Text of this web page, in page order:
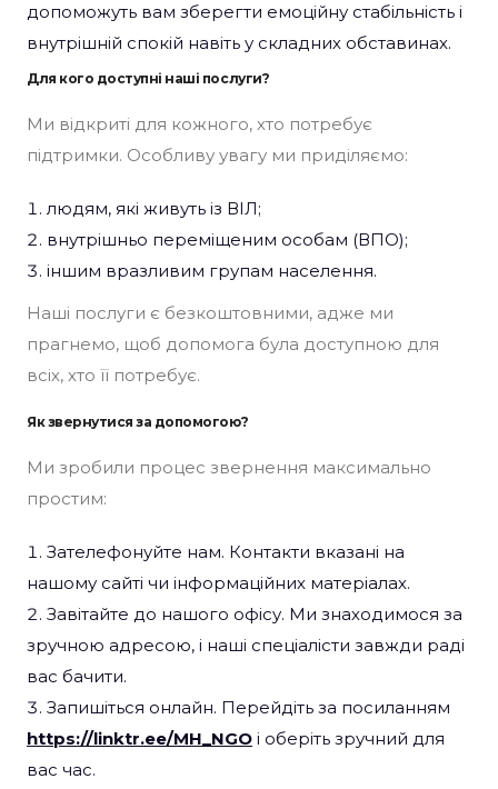
допоможуть вам зберегти емоційну стабільність і
внутрішній спокій навіть у складних обставинах.
Для кого доступні наші послуги?
Ми відкриті для кожного, хто потребує
підтримки. Особливу увагу ми приділяємо:
людям, які живуть із ВІЛ;
внутрішньо переміщеним особам (ВПО);
іншим вразливим групам населення.
Наші послуги є безкоштовними, адже ми
прагнемо, щоб допомога була доступною для
всіх, хто її потребує.
Як звернутися за допомогою?
Ми зробили процес звернення максимально
простим:
Зателефонуйте нам. Контакти вказані на
нашому сайті чи інформаційних матеріалах.
Завітайте до нашого офісу. Ми знаходимося за
зручною адресою, і наші спеціалісти завжди раді
вас бачити.
Запишіться онлайн. Перейдіть за посиланням
https://linktr.ee/MH_NGO і оберіть зручний для
вас час.